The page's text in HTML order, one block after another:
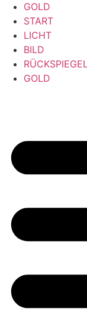
GOLD
START
LICHT
BILD
GOLD